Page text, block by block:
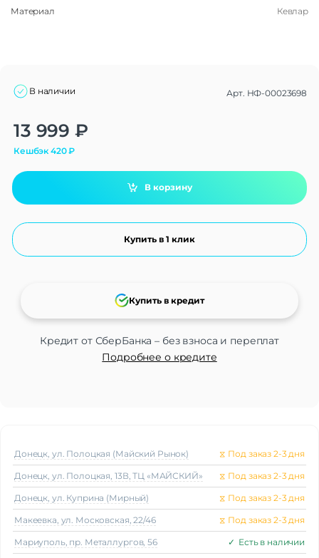
Материал Кевлар
В наличии Арт. НФ-00023698
13 999 ₽
Кешбэк420₽
В корзину
Купить в 1 клик
Кредит от СберБанка – без взноса и переплат
Подробнее о кредите
Купить в кредит
Alternative:
Донецк, ул. Полоцкая (Майский Рынок) ⧖ Под заказ 2-3 дня
Донецк, ул. Полоцкая, 13В, ТЦ «МАЙСКИЙ» ⧖ Под заказ 2-3 дня
Донецк, ул. Куприна (Мирный) ⧖ Под заказ 2-3 дня
Макеeвка, ул. Московская, 22/46 ⧖ Под заказ 2-3 дня
Мариуполь, пр. Металлургов, 56 ✓ Есть в наличии